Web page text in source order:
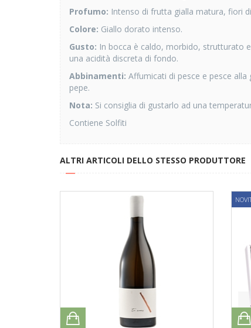
Profumo: Intenso di frutta gialla matura, fiori
Colore: Giallo dorato intenso.
Gusto: In bocca è caldo, morbido, strutturato
una acidità discreta di fondo.
Abbinamenti: Affumicati di pesce e pesce
pepe.
Nota: Si consiglia di gustarlo ad una
Contiene Solfiti
ALTRI ARTICOLI DELLO STESSO PRODUTTORE